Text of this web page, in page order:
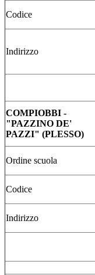
Codice
Indirizzo
COMPIOBBI -
"PAZZINO DE'
PAZZI" (PLESSO)
Ordine scuola
Codice
Indirizzo